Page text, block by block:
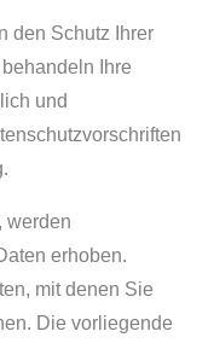
den Schutz Ihrer
Ihre
und
werden
erhoben.
mit denen Sie
Die vorliegende